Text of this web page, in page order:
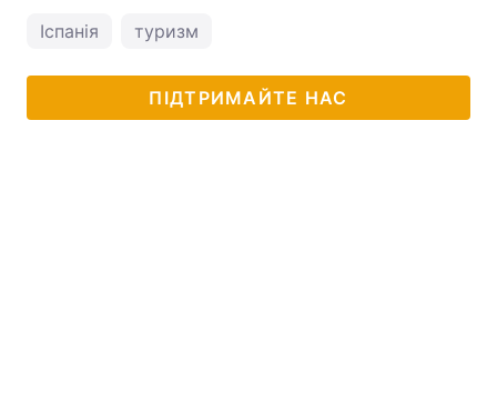
Іспанія туризм
ПІДТРИМАЙТЕ НАС